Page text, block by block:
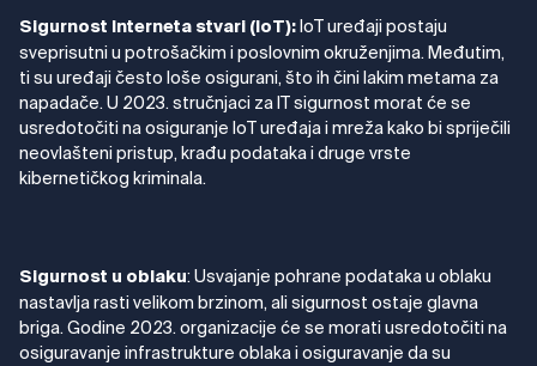
Sigurnost Interneta stvari (IoT): IoT uređaji postaju
sveprisutni u potrošačkim i poslovnim okruženjima. Međutim,
ti su uređaji često loše osigurani, što ih čini lakim metama za
napadače. U 2023. stručnjaci za IT sigurnost morat će se
usredotočiti na osiguranje IoT uređaja i mreža kako bi spriječili
neovlašteni pristup, krađu podataka i druge vrste
kibernetičkog kriminala.
Sigurnost u oblaku: Usvajanje pohrane podataka u oblaku
nastavlja rasti velikom brzinom, ali sigurnost ostaje glavna
briga. Godine 2023. organizacije će se morati usredotočiti na
osiguravanje infrastrukture oblaka i osiguravanje da su